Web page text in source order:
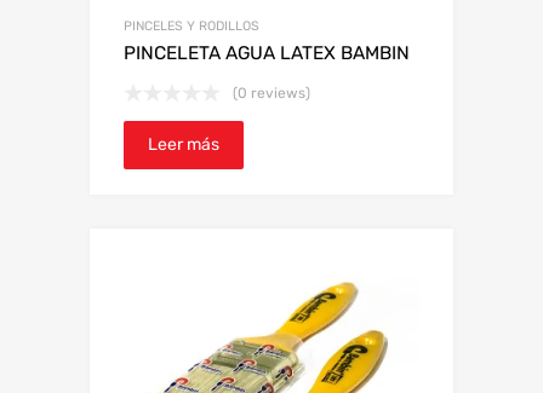
PINCELES Y RODILLOS
PINCELETA AGUA LATEX BAMBIN
(0 reviews)
Leer más